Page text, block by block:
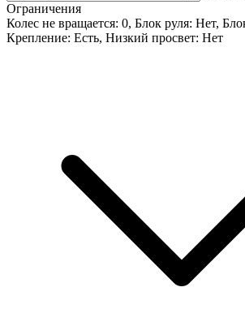
Ограничения
Колес не вращается: 0, Блок руля: Нет,
Крепление: Есть, Низкий просвет: Нет